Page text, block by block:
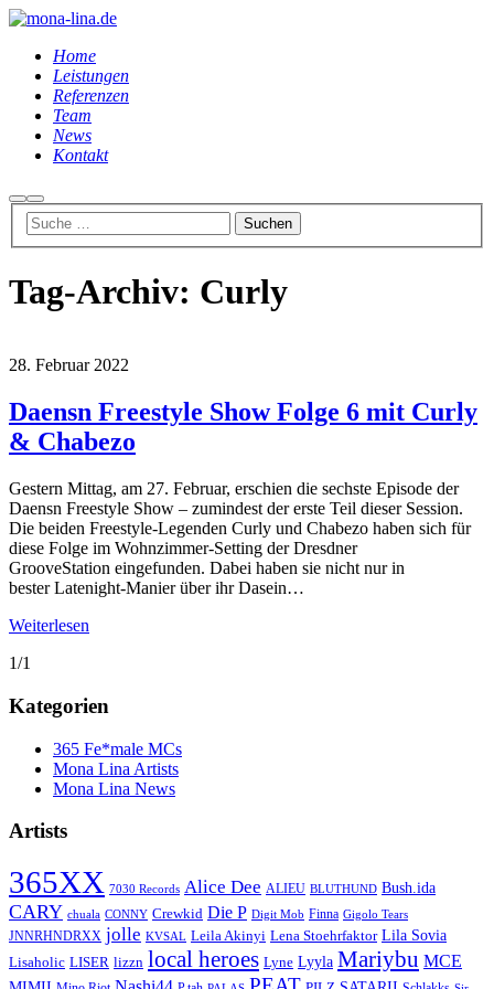
Home
Leistungen
Referenzen
Team
News
Kontakt
Suchen
Hauptmenü
Tag-Archiv: Curly
28. Februar 2022
Daensn Freestyle Show Folge 6 mit Curly
& Chabezo
Gestern Mittag, am 27. Februar, erschien die sechste Episode der
Daensn Freestyle Show – zumindest der erste Teil dieser Session.
Die beiden Freestyle-Legenden Curly und Chabezo haben sich für
diese Folge im Wohnzimmer-Setting der Dresdner
GrooveStation eingefunden. Dabei haben sie nicht nur in
bester Latenight-Manier über ihr Dasein…
Weiterlesen
1/1
Kategorien
365 Fe*male MCs
Mona Lina Artists
Mona Lina News
Artists
365XX 7030 Records Alice Dee ALIEU BLUTHUND Bush.ida
CARY chuala CONNY Crewkid Die P Digit Mob Finna Gigolo Tears
JNNRHNDRXX jolle KVSAL Leila Akinyi Lena Stoehrfaktor Lila Sovia
Lisaholic LISER lizzn local heroes Lyne Lyyla Mariybu MCE